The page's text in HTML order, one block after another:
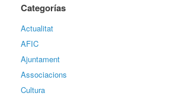
Categorías
Actualitat
AFIC
Ajuntament
Associacions
Cultura